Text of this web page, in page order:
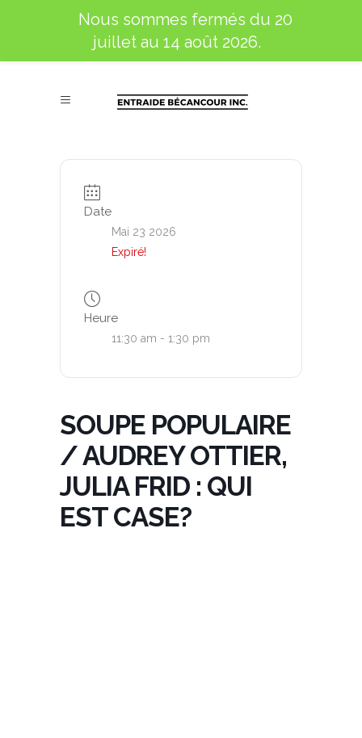
Date
Mai 23 2026
Expiré!
Heure
11:30 am - 1:30 pm
SOUPE POPULAIRE
/ AUDREY OTTIER,
JULIA FRID : QUI
EST CASE?
Nous sommes fermés du 20
juillet au 14 août 2026.